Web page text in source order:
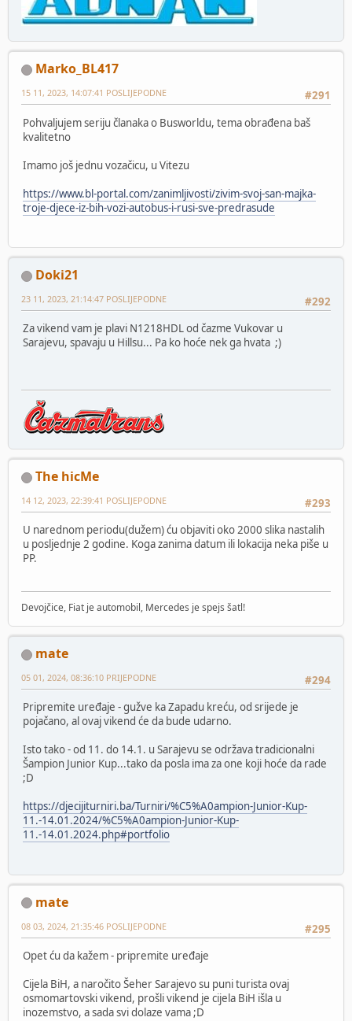
Marko_BL417
#291
15 11, 2023, 14:07:41 POSLIJEPODNE
Pohvaljujem seriju članaka o Busworldu, tema obrađena baš
kvalitetno
Imamo još jednu vozačicu, u Vitezu
https://www.bl-portal.com/zanimljivosti/zivim-svoj-san-majka-
troje-djece-iz-bih-vozi-autobus-i-rusi-sve-predrasude
Doki21
#292
23 11, 2023, 21:14:47 POSLIJEPODNE
Za vikend vam je plavi N1218HDL od čazme Vukovar u
Sarajevu, spavaju u Hillsu... Pa ko hoće nek ga hvata ;)
The hicMe
#293
14 12, 2023, 22:39:41 POSLIJEPODNE
U narednom periodu(dužem) ću objaviti oko 2000 slika nastalih
u posljednje 2 godine. Koga zanima datum ili lokacija neka piše u
PP.
Devojčice, Fiat je automobil, Mercedes je spejs šatl!
mate
#294
05 01, 2024, 08:36:10 PRIJEPODNE
Pripremite uređaje - gužve ka Zapadu kreću, od srijede je
pojačano, al ovaj vikend će da bude udarno.
Isto tako - od 11. do 14.1. u Sarajevu se održava tradicionalni
Šampion Junior Kup...tako da posla ima za one koji hoće da rade
;D
https://djecijiturniri.ba/Turniri/%C5%A0ampion-Junior-Kup-
11.-14.01.2024/%C5%A0ampion-Junior-Kup-
11.-14.01.2024.php#portfolio
mate
#295
08 03, 2024, 21:35:46 POSLIJEPODNE
Opet ću da kažem - pripremite uređaje
Cijela BiH, a naročito Šeher Sarajevo su puni turista ovaj
osmomartovski vikend, prošli vikend je cijela BiH išla u
inozemstvo, a sada svi dolaze vama ;D